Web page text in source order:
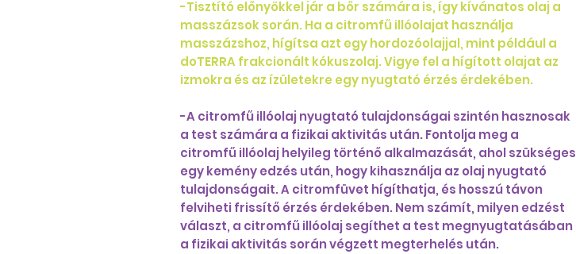
-Tisztító előnyökkel jár a bőr számára is, így kívánatos olaj a
masszázsok során. Ha a citromfű illóolajat használja
masszázshoz, hígítsa azt egy hordozóolajjal, mint például a
doTERRA frakcionált kókuszolaj. Vigye fel a hígított olajat az
izmokra és az ízületekre egy nyugtató érzés érdekében.
-A citromfű illóolaj nyugtató tulajdonságai szintén hasznosak
a test számára a fizikai aktivitás után. Fontolja meg a
citromfű illóolaj helyileg történő alkalmazását, ahol szükséges
egy kemény edzés után, hogy kihasználja az olaj nyugtató
tulajdonságait. A citromfüvet hígíthatja, és hosszú távon
felviheti frissítő érzés érdekében. Nem számít, milyen edzést
választ, a citromfű illóolaj segíthet a test megnyugtatásában
a fizikai aktivitás során végzett megterhelés után.